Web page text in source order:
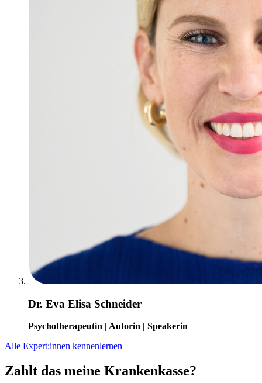
Dr. Eva Elisa Schneider
Psychotherapeutin | Autorin | Speakerin
Alle Expert:innen kennenlernen
Zahlt das meine Krankenkasse?